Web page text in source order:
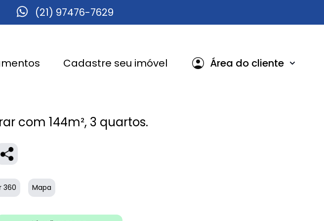
(21) 97476-7629
Cadastre seu imóvel Área do cliente
com 144m², 3 quartos.
360 Mapa